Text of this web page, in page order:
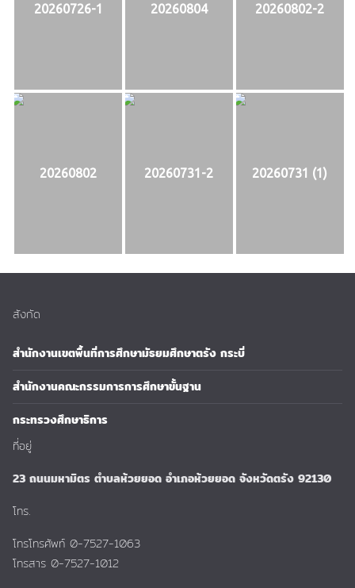
20260726-1 20260804 20260802-2
20260802 20260731-2 20260731 (1)
สังกัด
สำนักงานเขตพื้นที่การศึกษามัธยมศึกษาตรัง กระบี่
สำนักงานคณะกรรมการการศึกษาขั้นฐาน
กระทรวงศึกษาธิการ
ที่อยู่
23 ถนนมหามิตร ตำบลห้วยยอด อำเภอห้วยยอด จังหวัดตรัง 92130
โทร.
โทรโทรศัพท์ 0-7527-1063
โทรสาร 0-7527-1012